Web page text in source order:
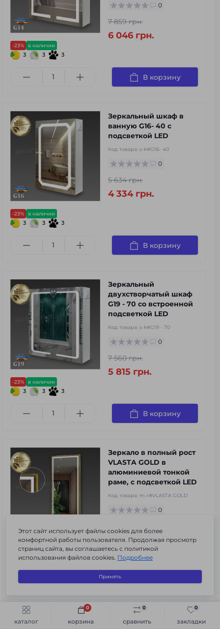
каталог сравнить
0
закладки
0
корзина
0
Быстрый заказ В корзину
-23% в наличии
3 3 3
0
7 859 грн.
6 046 грн.
В корзину
-23% в наличии
3 3 3
Зеркальный шкаф в
ванную G16- 40 с
подсветкой LED
Код товара: s-k#G16- 40
0
5 634 грн.
4 334 грн.
В корзину
-23% в наличии
3 3 3
Зеркальный
двухстворчатый шкаф
G19 - 70 со встроенной
подсветкой LED
Код товара: s-k#G19 - 70
0
7 560 грн.
5 815 грн.
В корзину
-30% в наличии
3 3 3
Зеркало в полный рост
VLASTA GOLD в
алюминиевой тонкой
раме, с подсветкой LED
Код товара: m-r#VLASTA GOLD
0
8 198 грн.
В корзину
Зеркало в полный рост
Этот сайт использует файлы cookies для более
комфортной работы пользователя. Продолжая просмотр
страниц сайта, вы соглашаетесь с политикой
использования файлов cookies. Подробнее
Принять